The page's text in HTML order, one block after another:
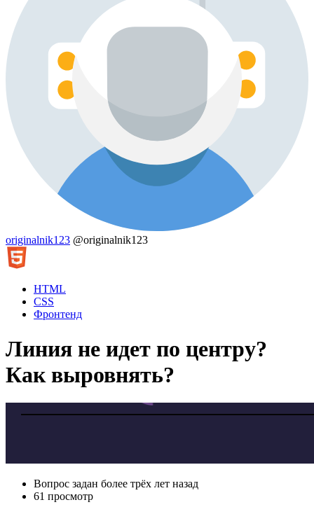
originalnik123 @originalnik123
HTML
CSS
Фронтенд
Линия не идет по центру?
Как выровнять?
Вопрос задан более трёх лет назад
61 просмотр